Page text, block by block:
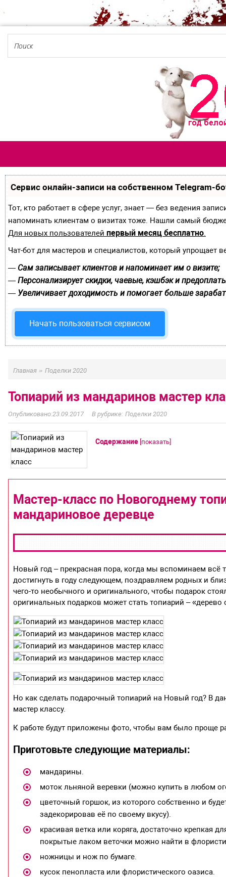
Сервис онлайн-записи на собственном Telegram-
Тот, кто работает в сфере услуг, знает — без ведения
напоминать клиентам о визитах тоже. Нашли самый
Для новых пользователей первый месяц бесплатно.
Чат-бот для мастеров и специалистов, который упрощает
— Сам записывает клиентов и напоминает им о визите;
— Персонализирует скидки, чаевые, кэшбэк и
— Увеличивает доходимость и помогает больше
Начать пользоваться сервисом
Главная » Поделки 2020
Топиарий из мандаринов мастер
23.09.2017 Поделки 2020
Содержание [показать]
Мастер-класс по Новогоднему
мандариновое деревце
Новый год – прекрасная пора, когда мы вспоминаем
достигнуть в году следующем, поздравляем родных и
чего-то необычного и оригинального, чтобы подарок
оригинальных подарков может стать топиарий – «дерево
Но как сделать подарочный топиарий на Новый год? В
мастер классу.
К работе будут приложены фото, чтобы вам было проще
Приготовьте следующие материалы:
мандарины.
моток льняной веревки (можно купить в любом
цветочный горшок, из которого собственно и
задекорировав её по своему вкусу).
красивая ветка или коряга, достаточно крепкая
покрытые лаком веточки можно найти в
ножницы и нож по бумаге.
кусок пенопласта или флористического оазиса.